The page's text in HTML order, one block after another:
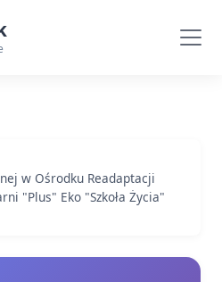
w Ośrodku Readaptacji
"Plus" Eko "Szkoła Życia"